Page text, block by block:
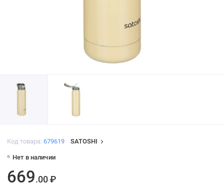
Код товара: 679619 SATOSHI
Нет в наличии
669.00 ₽